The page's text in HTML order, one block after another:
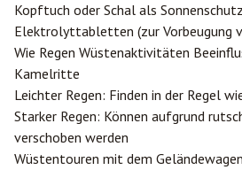
Kopftuch oder Schal als Sonnenschutz
Elektrolyttabletten (zur Vorbeugung
Wie Regen Wüstenaktivitäten
Kamelritte
Leichter Regen: Finden in der Regel
Starker Regen: Können aufgrund
verschoben werden
Wüstentouren mit dem Geländewagen